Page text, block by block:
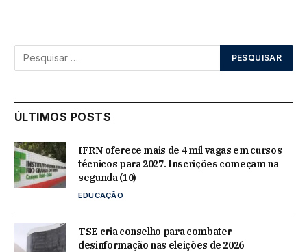
ÚLTIMOS POSTS
IFRN oferece mais de 4 mil vagas em cursos
técnicos para 2027. Inscrições começam na
segunda (10)
EDUCAÇÃO
TSE cria conselho para combater
desinformação nas eleições de 2026